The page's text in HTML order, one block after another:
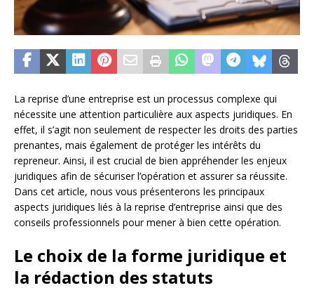
La reprise d’une entreprise est un processus complexe qui
nécessite une attention particulière aux aspects juridiques. En
effet, il s’agit non seulement de respecter les droits des parties
prenantes, mais également de protéger les intérêts du
repreneur. Ainsi, il est crucial de bien appréhender les enjeux
juridiques afin de sécuriser l’opération et assurer sa réussite.
Dans cet article, nous vous présenterons les principaux
aspects juridiques liés à la reprise d’entreprise ainsi que des
conseils professionnels pour mener à bien cette opération.
Le choix de la forme juridique et
la rédaction des statuts